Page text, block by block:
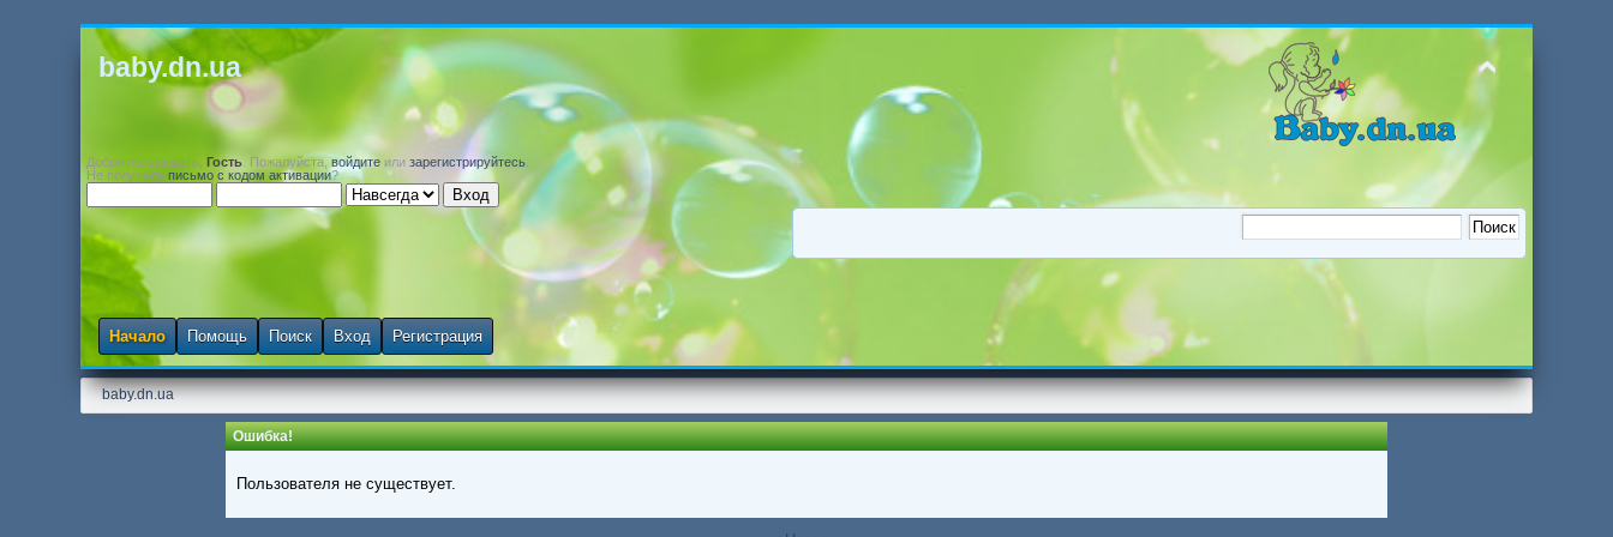
baby.dn.ua
Добро пожаловать,Гость . Пожалуйста,войдите илизарегистрируйтесь
Не получилиписьмо с кодом активации?
Начало Помощь Поиск Вход Регистрация
baby.dn.ua
Ошибка!
Пользователя не существует.